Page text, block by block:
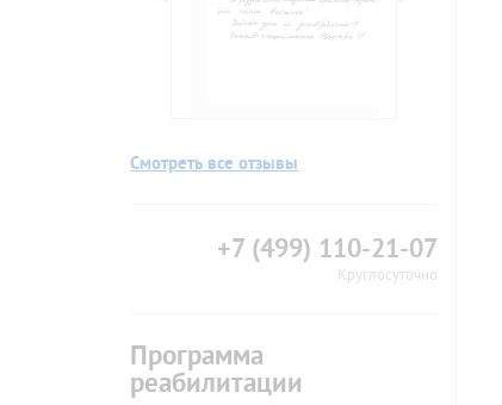
Смотреть все отзывы
+7 (499) 110-21-07
Круглосуточно
Программа
реабилитации